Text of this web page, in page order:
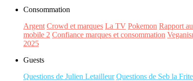
Consommation
Argent Crowd et marques La TV Pokemon Rapport
mobile 2 Confiance marques et consommation
2025
Guests
Questions de Julien Letailleur Questions de Seb la Frite